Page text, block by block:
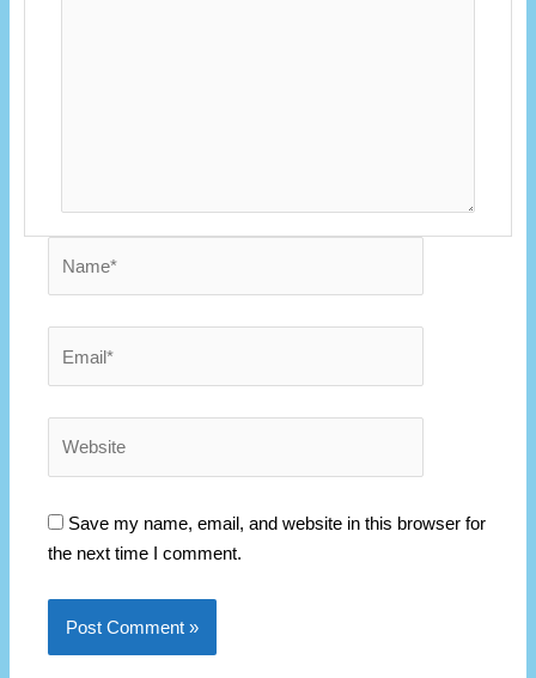
Save my name, email, and website in this browser for
the next time I comment.